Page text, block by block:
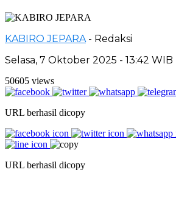
KABIRO JEPARA - Redaksi
Selasa, 7 Oktober 2025 - 13:42 WIB
50605 views
URL berhasil dicopy
URL berhasil dicopy